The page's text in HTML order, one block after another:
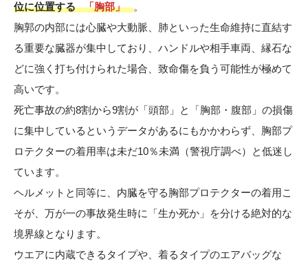
位に位置する
「胸部」
。
胸郭の内部には心臓や大動脈、肺といった生命維持に直結す
る重要な臓器が集中しており、ハンドルや相手車両、縁石な
どに強く打ち付けられた場合、致命傷を負う可能性が極めて
高いです。
死亡事故の約8割から9割が「頭部」と「胸部・腹部」の損傷
に集中しているというデータがあるにもかかわらず、胸部プ
ロテクターの着用率は未だ10％未満（警視庁調べ）と低迷し
ています。
ヘルメットと同等に、内臓を守る胸部プロテクターの着用こ
そが、万が一の事故発生時に「生か死か」を分ける絶対的な
境界線となります。
ウエアに内蔵できるタイプや、着るタイプのエアバッグな